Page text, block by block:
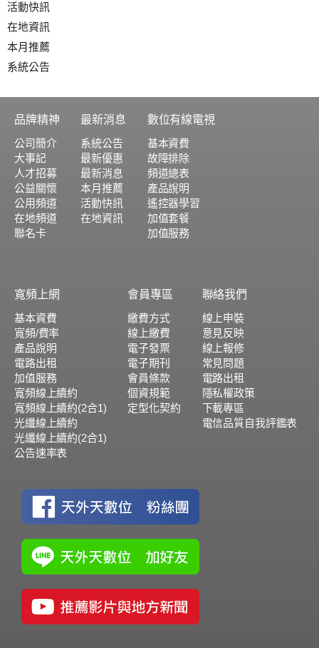
活動快訊
在地資訊
本月推薦
系統公告
品牌精神
公司簡介
大事記
人才招募
公益關懷
公用頻道
在地頻道
聯名卡
最新消息
系統公告
最新優惠
最新消息
本月推薦
活動快訊
在地資訊
數位有線電視
基本資費
故障排除
頻道總表
產品說明
遙控器學習
加值套餐
加值服務
寬頻上網
基本資費
寬頻/費率
產品說明
電路出租
加值服務
寬頻線上續約
寬頻線上續約(2合1)
光纖線上續約
光纖線上續約(2合1)
公告速率表
會員專區
繳費方式
線上繳費
電子發票
電子期刊
會員條款
個資規範
定型化契約
聯絡我們
線上申裝
意見反映
線上報修
常見問題
電路出租
隱私權政策
下載專區
電信品質自我評鑑表